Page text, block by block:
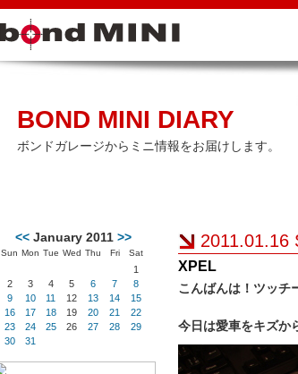
BOND MINI DIARY
ボンドガレージからミニ情報をお届けします。
<<January 2011 >>
Sun Mon Tue Wed Thu Fri Sat
1
2
3 4 5 6 7
8
9
10 11 12 13 14
15
16
17 18 19 20 21
22
23
24 25 26 27 28
29
30
31
2011.01.16
XPEL
こんばんは！ツッ
今日は愛車をキズ